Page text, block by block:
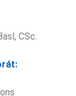
CSc.